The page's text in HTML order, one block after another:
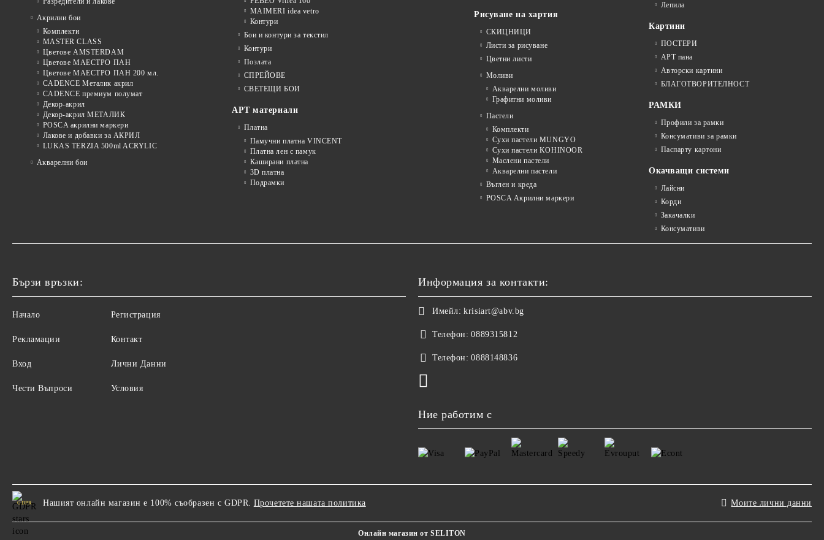
Акрилни бои
Комплекти
MASTER CLASS
Цветове AMSTERDAM
Цветове МАЕСТРО ПАН
Цветове МАЕСТРО ПАН 200 мл.
CADENCE Металик акрил
CADENCE премиум полумат
Декор-акрил
Декор-акрил МЕТАЛИК
POSCA акрилни маркери
Лакове и добавки за АКРИЛ
LUKAS TERZIA 500ml ACRYLIC
Акварелни бои
MAIMERI idea vetro
Контури
Бои и контури за текстил
Контури
Позлата
СПРЕЙОВЕ
СВЕТЕЩИ БОИ
АРТ материали
Платна
Памучни платна VINCENT
Платна лен с памук
Каширани платна
3D платна
Подрамки
Рисуване на хартия
СКИЦНИЦИ
Листи за рисуване
Цветни листи
Моливи
Акварелни моливи
Графитни моливи
Пастели
Комплекти
Сухи пастели MUNGYO
Сухи пастели KOHINOOR
Маслени пастели
Акварелни пастели
Въглен и креда
POSCA Акрилни маркери
Лепила
Картини
ПОСТЕРИ
АРТ пана
Авторски картини
БЛАГОТВОРИТЕЛНОСТ
РАМКИ
Профили за рамки
Консумативи за рамки
Паспарту картони
Окачващи системи
Лайсни
Корди
Закачалки
Консумативи
Бързи връзки:
Начало
Рекламации
Вход
Чести Въпроси
Регистрация
Контакт
Лични Данни
Условия
Информация за контакти:
Имейл: krisiart@abv.bg
Телефон: 0889315812
Телефон: 0888148836
Ние работим с
GDPR Нашият онлайн магазин е 100% съобразен с GDPR. Прочетете нашата политика Моите лични данни
Онлайн магазин от SELITON